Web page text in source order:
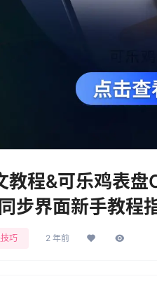
教程&可乐鸡表
步界面新手教程
巧 2 年前